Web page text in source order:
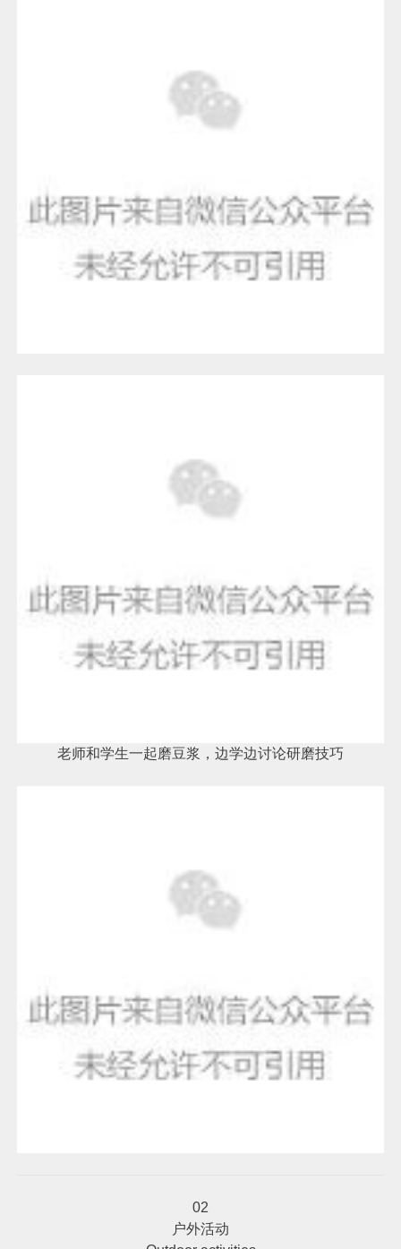
老师和学生一起磨豆浆，边学边讨论研磨技巧
02
户外活动